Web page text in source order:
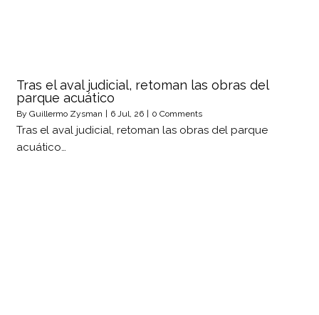
Tras el aval judicial, retoman las obras del
parque acuático
By Guillermo Zysman 6 Jul, 26 0 Comments
Tras el aval judicial, retoman las obras del parque
acuático…